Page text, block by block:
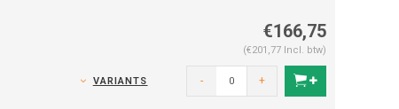
€166,75
(€201,77 Incl. btw)
VARIANTS - +